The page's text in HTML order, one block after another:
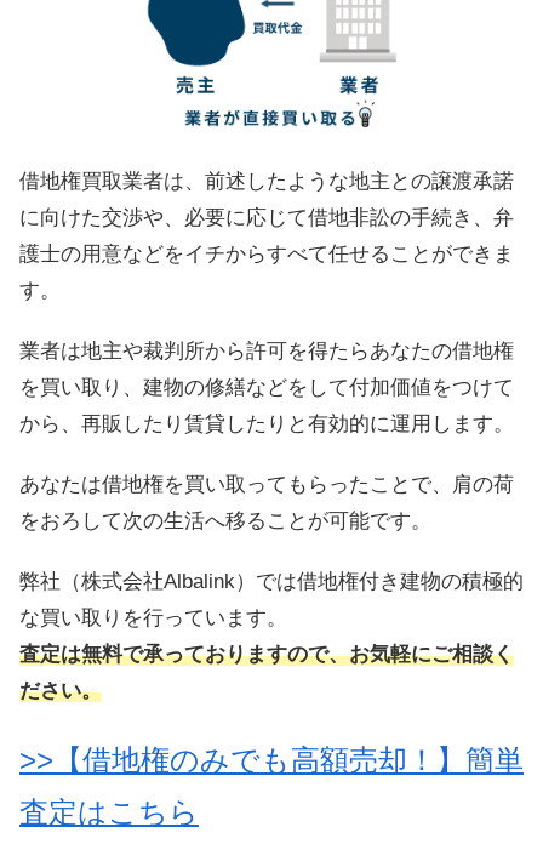
借地権買取業者は、前述したような地主との譲渡承諾
に向けた交渉や、必要に応じて借地非訟の手続き、弁
護士の用意などをイチからすべて任せることができま
す。
業者は地主や裁判所から許可を得たらあなたの借地権
を買い取り、建物の修繕などをして付加価値をつけて
から、再販したり賃貸したりと有効的に運用します。
あなたは借地権を買い取ってもらったことで、肩の荷
をおろして次の生活へ移ることが可能です。
弊社（株式会社Albalink）では借地権付き建物の積極的
な買い取りを行っています。
査定は無料で承っておりますので、お気軽にご相談く
ださい。
>>【借地権のみでも高額売却！】簡単
査定はこちら